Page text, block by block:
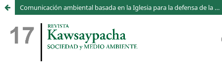
Comunicación ambiental basada en la Iglesia para la defensa de la ecología: reflexiones sobre "Laudato Si’"